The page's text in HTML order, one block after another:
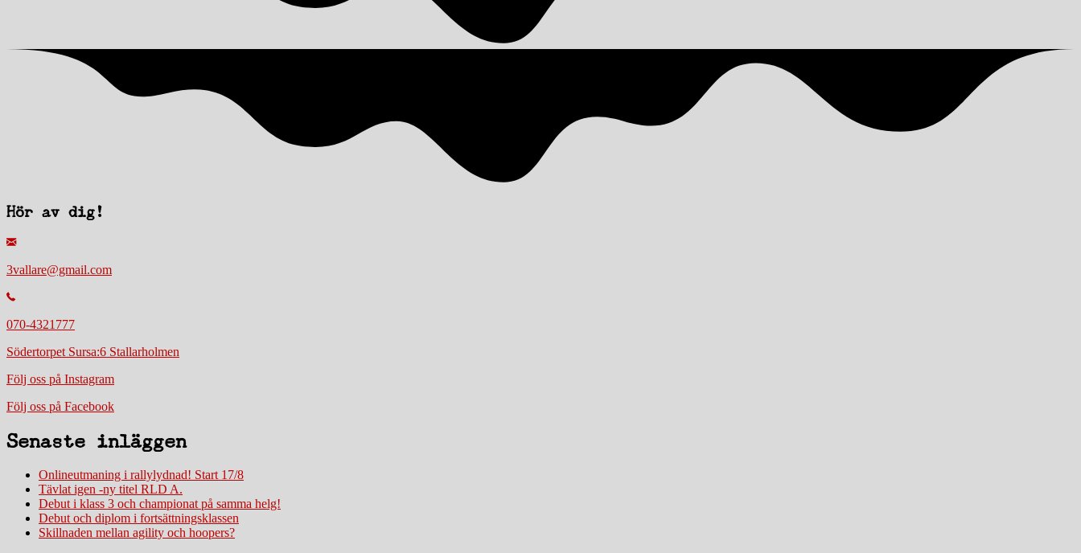
Hör av dig!
3vallare@gmail.com
070-4321777
Södertorpet Sursa:6 Stallarholmen
Följ oss på Instagram
Följ oss på Facebook
Senaste inläggen
Onlineutmaning i rallylydnad! Start 17/8
Tävlat igen -ny titel RLD A.
Debut i klass 3 och championat på samma helg!
Debut och diplom i fortsättningsklassen
Skillnaden mellan agility och hoopers?